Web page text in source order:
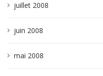
juillet 2008
juin 2008
mai 2008